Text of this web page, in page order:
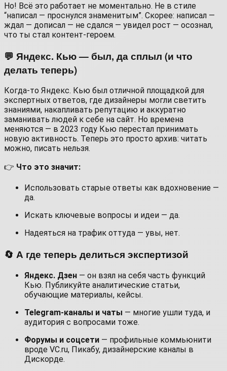
Но! Всё это работает не моментально. Не в стиле
“написал — проснулся знаменитым”. Скорее: написал —
ждал — дописал — не сдался — увидел рост — осознал,
что ты стал контент-героем.
💬 Яндекс. Кью — был, да сплыл (и что
делать теперь)
Когда-то Яндекс. Кью был отличной площадкой для
экспертных ответов, где дизайнеры могли светить
знаниями, накапливать репутацию и аккуратно
заманивать людей к себе на сайт. Но времена
меняются — в 2023 году Кью перестал принимать
новую активность. Теперь это просто архив: читать
можно, писать нельзя.
👉 Что это значит:
Использовать старые ответы как вдохновение —
да.
Искать ключевые вопросы и идеи — да.
Надеяться на трафик оттуда — увы, нет.
🔄 А где теперь делиться экспертизой
Яндекс. Дзен — он взял на себя часть функций
Кью. Публикуйте аналитические статьи,
обучающие материалы, кейсы.
Telegram-каналы и чаты — многие ушли туда, и
аудитория с вопросами тоже.
Форумы и соцсети — профильные коммьюнити
вроде VC.ru, Пикабу, дизайнерские каналы в
Дискорде.